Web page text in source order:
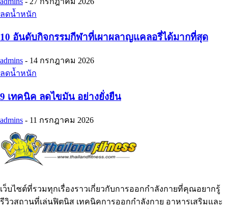
ลดน้ำหนัก
10 อันดับกิจกรรมกีฬาที่เผาผลาญแคลอรี่ได้มากที่สุด
admins - 14 กรกฎาคม 2026
ลดน้ำหนัก
9 เทคนิค ลดไขมัน อย่างยั่งยืน
admins - 11 กรกฎาคม 2026
เว็บไซต์ที่รวมทุกเรื่องราวเกี่ยวกับการออกกำลังกายที่คุณอยากรู้
รีวิวสถานที่เล่นฟิตนิส เทคนิคการออกกำลังกาย อาหารเสริมและ